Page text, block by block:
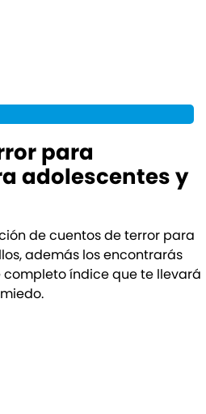
para
adolescentes y
de cuentos de terror para
además los encontrarás
completo índice que te llevará